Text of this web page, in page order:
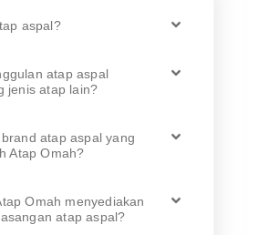
aspal?
atap aspal
jenis atap lain?
atap aspal yang
Atap Omah?
Omah menyediakan
atap aspal?